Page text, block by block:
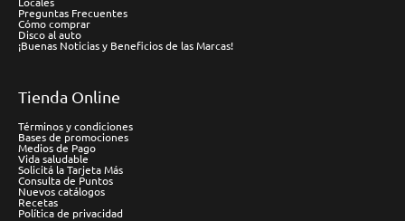
Preguntas Frecuentes
Cómo comprar
Disco al auto
¡Buenas Noticias y Beneficios de las Marcas!
Tienda Online
Términos y condiciones
Bases de promociones
Medios de Pago
Vida saludable
Solicitá la Tarjeta Más
Consulta de Puntos
Nuevos catálogos
Recetas
Política de privacidad